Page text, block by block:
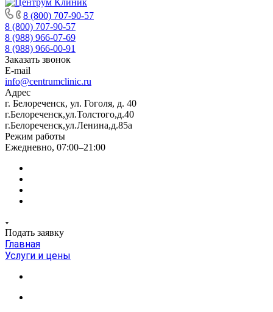
8 (800) 707-90-57
8 (800) 707-90-57
8 (988) 966-07-69
8 (988) 966-00-91
Заказать звонок
E-mail
info@centrumclinic.ru
Адрес
г. Белореченск, ул. Гоголя, д. 40
г.Белореченск,ул.Толстого,д.40
г.Белореченск,ул.Ленина,д.85а
Режим работы
Ежедневно, 07:00–21:00
Подать заявку
Главная
Услуги и цены